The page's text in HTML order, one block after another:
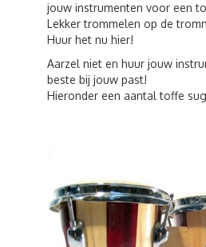
jouw instrumenten voor een
Lekker trommelen op de
Huur het nu hier!
Aarzel niet en huur jouw
beste bij jouw past!
Hieronder een aantal toffe